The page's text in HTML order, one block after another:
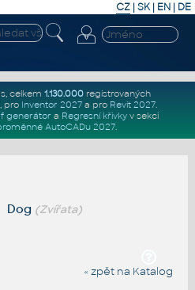
CZ | SK| EN | DE
celkem 1.130.000registrovaných
, pro Inventor 2027a pro Revit 2027.
generátor a Regresní křivkyv sekci
AutoCADu 2027.
Dog (Zvířata)
« zpět na Katalog